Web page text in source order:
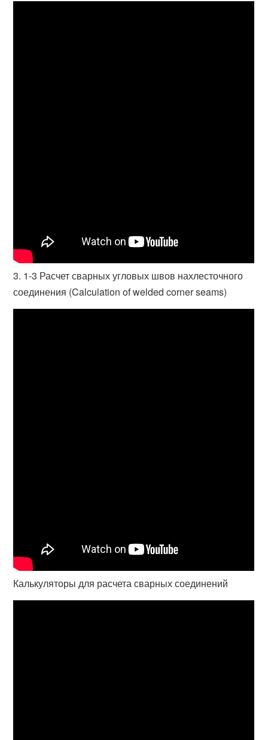
3. 1-3 Расчет сварных угловых швов нахлесточного
соединения (Calculation of welded corner seams)
Калькуляторы для расчета сварных соединений